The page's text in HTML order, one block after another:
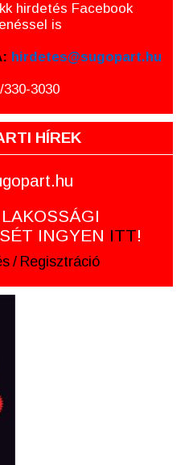
hirdetés Facebook
is
hirdetes@sugopart.hu
330-3030
HÍREK
INGYEN ITT!
/ Regisztráció